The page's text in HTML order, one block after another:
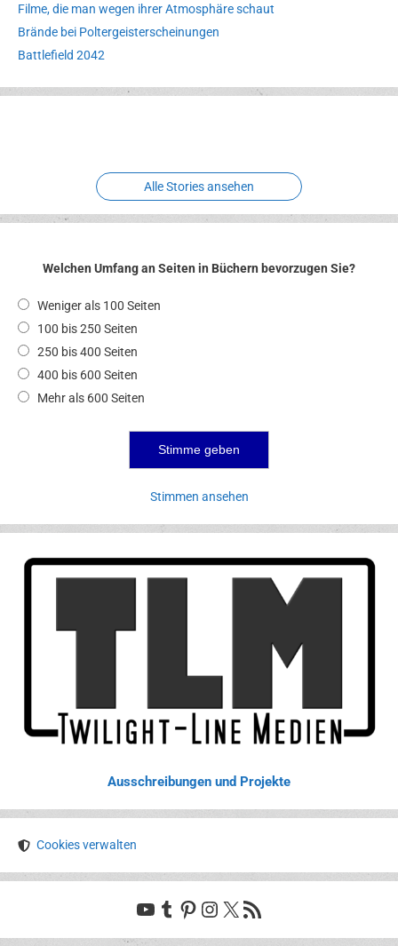
Filme, die man wegen ihrer Atmosphäre schaut
Brände bei Poltergeisterscheinungen
Battlefield 2042
Erlebnispark
Verbotene
Alle Stories ansehen
Welchen Umfang an Seiten in Büchern bevorzugen Sie?
Weniger als 100 Seiten
100 bis 250 Seiten
250 bis 400 Seiten
400 bis 600 Seiten
Mehr als 600 Seiten
Stimmen ansehen
Ausschreibungen und Projekte
Cookies verwalten
YouTube
Tumblr
Pinterest
Instagram
X RSS-Feed